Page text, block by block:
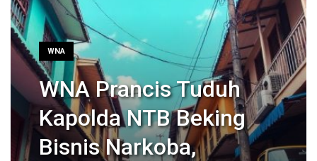
WNA
WNA Prancis Tuduh
Kapolda NTB Beking
Bisnis Narkoba,